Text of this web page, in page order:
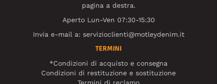
pagina a destra.
Aperto Lun-Ven 07:30-15:30
Invia e-mail a: servizioclienti@motleydenim.it
TERMINI
*Condizioni di acquisto e consegna
Condizioni di restituzione e sostituzione
Termini di reclamo